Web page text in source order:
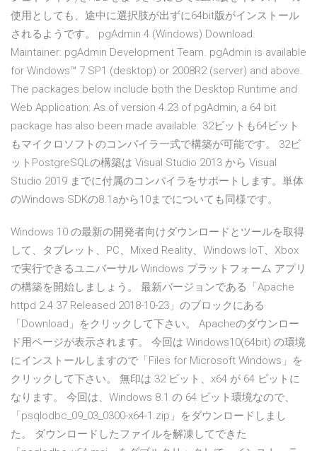
使用としても、途中に選択肢が出ずに64bit版がインストール
されるようです。 pgAdmin 4 (Windows) Download.
Maintainer: pgAdmin Development Team. pgAdmin is available
for Windows™ 7 SP1 (desktop) or 2008R2 (server) and above.
The packages below include both the Desktop Runtime and
Web Application: As of version 4.23 of pgAdmin, a 64 bit
package has also been made available. 32ビットも64ビット
もマイクロソフトのコンパイラ一式で構築が可能です。 32ビ
ットPostgreSQLの構築は Visual Studio 2013 から Visual
Studio 2019 までに付属のコンパイラをサポートします。単体
のWindows SDKの8.1aから10までについても同様です。
Windows 10 の最新の開発者向けダウンロードとツールを取得
して、タブレット、PC、Mixed Reality、Windows IoT、Xbox
で実行できるユニバーサル Windows プラットフォーム アプリ
の構築を開始しましょう。 最新バージョンである「Apache
httpd 2.4.37 Released 2018-10-23」のブロックにある
「Download」をクリックして下さい。 Apacheのダウンロー
ド用ページが表示されます。 今回は Windows10(64bit) の環境
にインストールしますので「Files for Microsoft Windows」を
クリックして下さい。 無印は 32 ビット、x64 が 64 ビットに
なります。 今回は、Windows 8.1 の 64 ビット環境なので、
「psqlodbc_09_03_0300-x64-1.zip」をダウンロードしまし
た。 ダウンロードしたファイルを解凍してできた